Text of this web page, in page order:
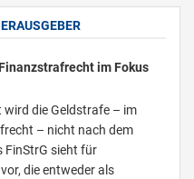
im Fokus
die Geldstrafe – im
– nicht nach dem
FinStrG sieht für
die entweder als